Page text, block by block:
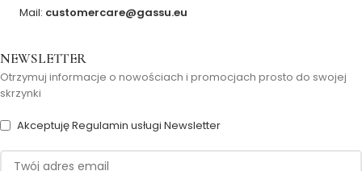
Mail: customercare@gassu.eu
NEWSLETTER
Otrzymuj informacje o nowościach i promocjach prosto do swojej
skrzynki
Akceptuję Regulamin usługi Newsletter